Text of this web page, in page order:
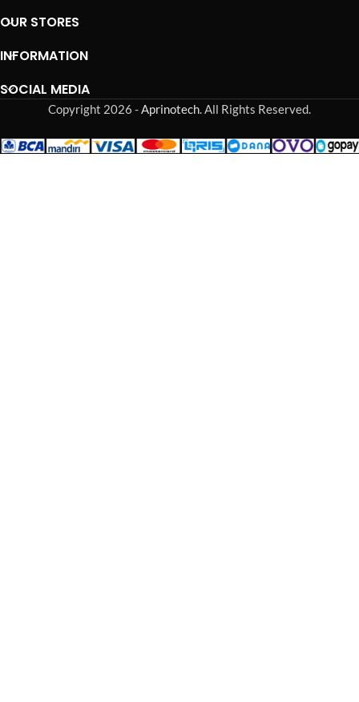
SOCIAL MEDIA